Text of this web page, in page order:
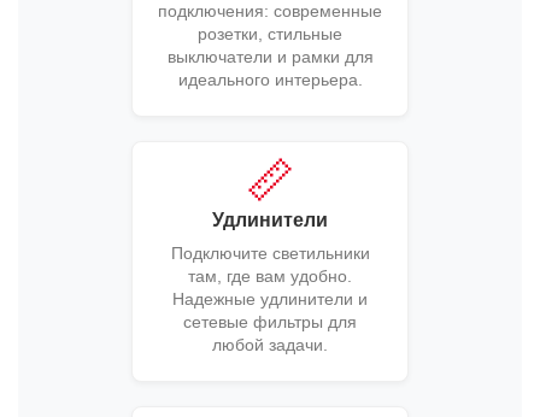
подключения: современные
розетки, стильные
выключатели и рамки для
идеального интерьера.
📏
Удлинители
Подключите светильники
там, где вам удобно.
Надежные удлинители и
сетевые фильтры для
любой задачи.